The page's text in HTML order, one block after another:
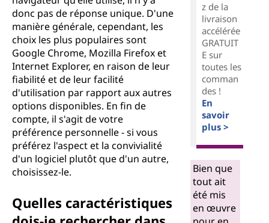
donc pas de réponse unique. D'une
manière générale, cependant, les
choix les plus populaires sont
Google Chrome, Mozilla Firefox et
Internet Explorer, en raison de leur
fiabilité et de leur facilité
d'utilisation par rapport aux autres
options disponibles. En fin de
compte, il s'agit de votre
préférence personnelle - si vous
préférez l'aspect et la convivialité
d'un logiciel plutôt que d'un autre,
choisissez-le.
Quelles caractéristiques
z de la
livraison
accélérée
GRATUIT
E sur
toutes les
comman
des !
En
savoir
plus >
Bien que
tout ait
été mis
en œuvre